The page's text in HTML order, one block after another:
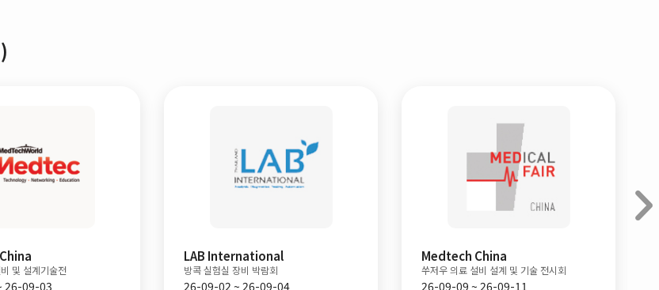
)
LAB International
방콕 실험실 장비 박람회
26-09-02 ~ 26-09-04
Medtech China
쑤저우 의료 설비 설계 및 기술 전시회
26-09-09 ~ 26-09-11